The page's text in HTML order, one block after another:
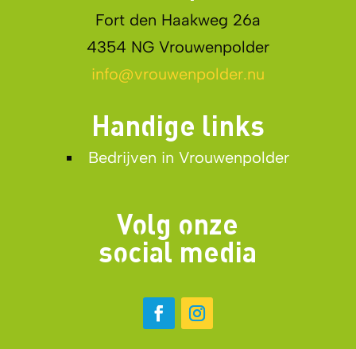
Fort den Haakweg 26a
4354 NG Vrouwenpolder
info@vrouwenpolder.nu
Handige links
Bedrijven in Vrouwenpolder
Volg onze
social media